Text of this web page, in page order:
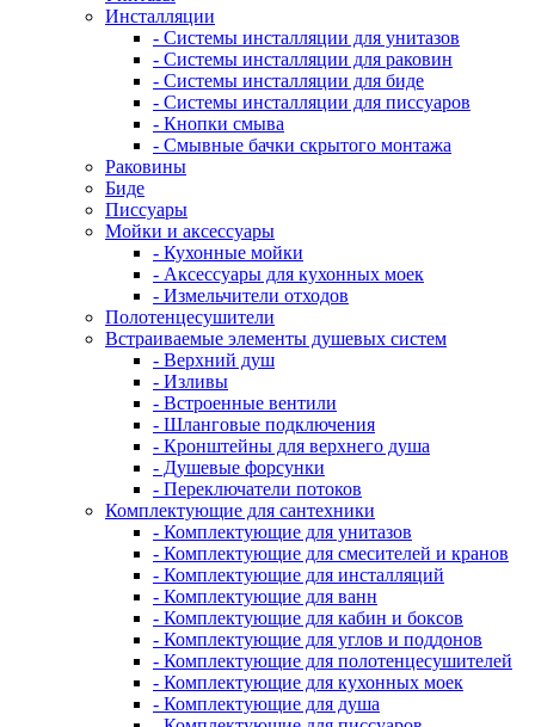
Инсталляции
- Системы инсталляции для унитазов
- Системы инсталляции для раковин
- Системы инсталляции для биде
- Системы инсталляции для писсуаров
- Кнопки смыва
- Смывные бачки скрытого монтажа
Раковины
Биде
Писсуары
Мойки и аксессуары
- Кухонные мойки
- Аксессуары для кухонных моек
- Измельчители отходов
Полотенцесушители
Встраиваемые элементы душевых систем
- Верхний душ
- Изливы
- Встроенные вентили
- Шланговые подключения
- Кронштейны для верхнего душа
- Душевые форсунки
- Переключатели потоков
Комплектующие для сантехники
- Комплектующие для унитазов
- Комплектующие для смесителей и кранов
- Комплектующие для инсталляций
- Комплектующие для ванн
- Комплектующие для кабин и боксов
- Комплектующие для углов и поддонов
- Комплектующие для полотенцесушителей
- Комплектующие для кухонных моек
- Комплектующие для душа